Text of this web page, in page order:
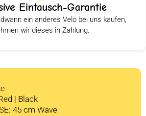
Eintausch-Garantie
ein anderes Velo bei uns kaufen,
wir dieses in Zahlung.
| Black
45 cm Wave